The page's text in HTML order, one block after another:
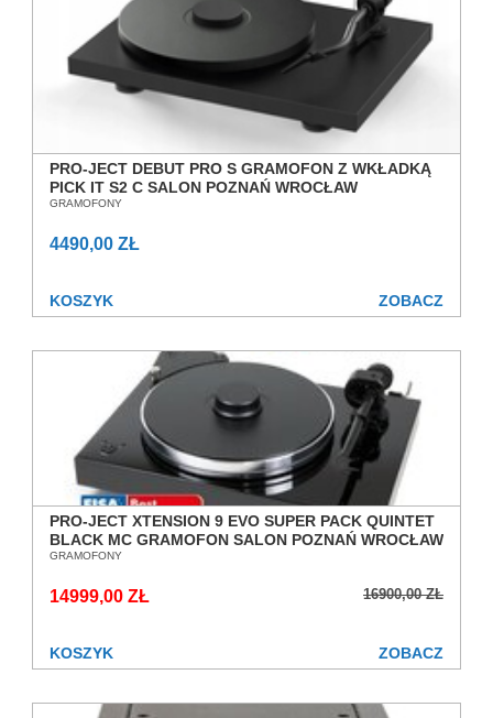
PRO-JECT DEBUT PRO S GRAMOFON Z WKŁADKĄ
PICK IT S2 C SALON POZNAŃ WROCŁAW
GRAMOFONY
4490,00 ZŁ
KOSZYK ZOBACZ
PRO-JECT XTENSION 9 EVO SUPER PACK QUINTET
BLACK MC GRAMOFON SALON POZNAŃ WROCŁAW
GRAMOFONY
16900,00 ZŁ
14999,00 ZŁ
KOSZYK ZOBACZ